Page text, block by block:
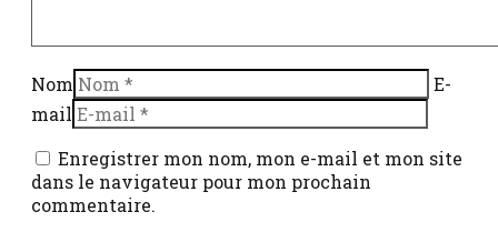
Nom
E-
mail
Enregistrer mon nom, mon e-mail et mon site
dans le navigateur pour mon prochain
commentaire.